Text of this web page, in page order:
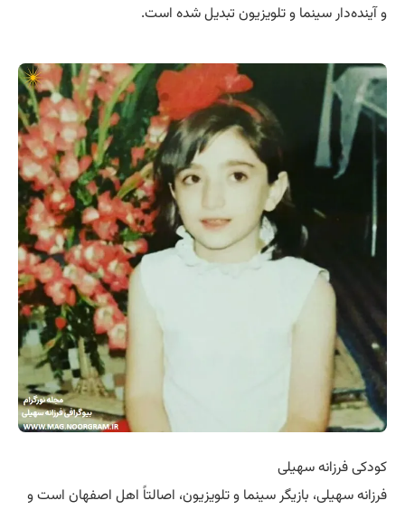
و آینده‌دار سینما و تلویزیون تبدیل شده است.
کودکی فرزانه سهیلی
فرزانه سهیلی، بازیگر سینما و تلویزیون، اصالتاً اهل اصفهان است و